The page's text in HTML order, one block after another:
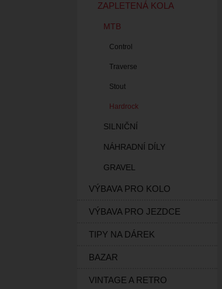
ZAPLETENÁ KOLA
MTB
Control
Traverse
Stout
Hardrock
SILNIČNÍ
NÁHRADNÍ DÍLY
GRAVEL
VÝBAVA PRO KOLO
VÝBAVA PRO JEZDCE
TIPY NA DÁREK
BAZAR
VINTAGE A RETRO